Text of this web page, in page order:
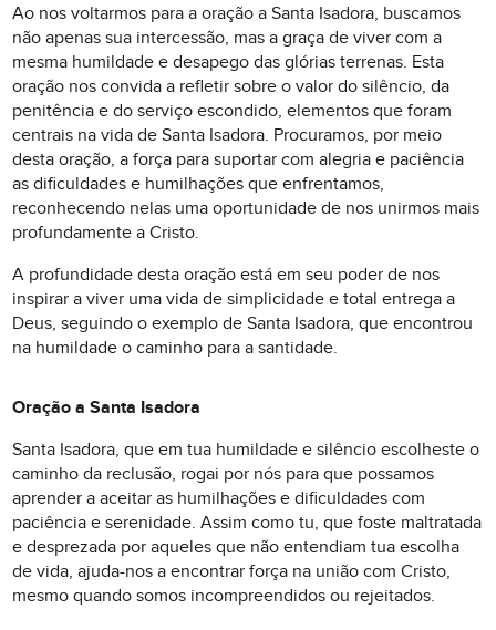
Ao nos voltarmos para a oração a Santa Isadora, buscamos
não apenas sua intercessão, mas a graça de viver com a
mesma humildade e desapego das glórias terrenas. Esta
oração nos convida a refletir sobre o valor do silêncio, da
penitência e do serviço escondido, elementos que foram
centrais na vida de Santa Isadora. Procuramos, por meio
desta oração, a força para suportar com alegria e paciência
as dificuldades e humilhações que enfrentamos,
reconhecendo nelas uma oportunidade de nos unirmos mais
profundamente a Cristo.
A profundidade desta oração está em seu poder de nos
inspirar a viver uma vida de simplicidade e total entrega a
Deus, seguindo o exemplo de Santa Isadora, que encontrou
na humildade o caminho para a santidade.
Oração a Santa Isadora
Santa Isadora, que em tua humildade e silêncio escolheste o
caminho da reclusão, rogai por nós para que possamos
aprender a aceitar as humilhações e dificuldades com
paciência e serenidade. Assim como tu, que foste maltratada
e desprezada por aqueles que não entendiam tua escolha
de vida, ajuda-nos a encontrar força na união com Cristo,
mesmo quando somos incompreendidos ou rejeitados.